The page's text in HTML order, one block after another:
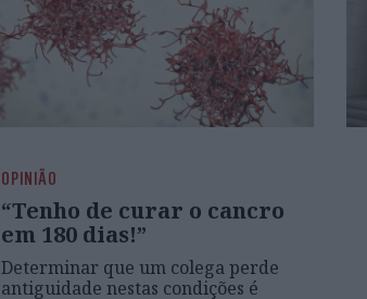
OPINIÃO
“Tenho de curar o cancro
em 180 dias!”
Determinar que um colega perde
antiguidade nestas condições é